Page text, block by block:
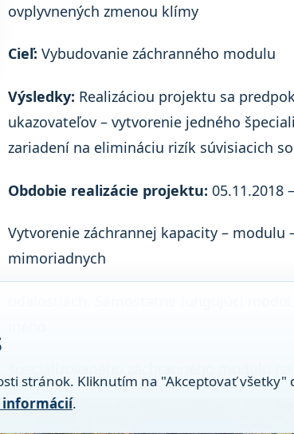
ovplyvnených zmenou klímy
Cieľ: Vybudovanie záchranného modulu
Výsledky: Realizáciou projektu sa
ukazovateľov – vytvorenie jedného
zariadení na elimináciu rizík súvisiacich
Obdobie realizácie projektu: 05.11.2018
Vytvorenie záchrannej kapacity –
mimoriadnych
špecializovaného záchranného modulu
stránok. Kliknutím na "Akceptovať všetky"
informácií.